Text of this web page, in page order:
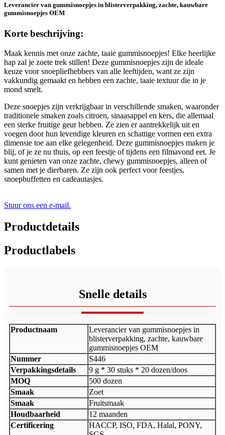
Leverancier van gummisnoepjes in blisterverpakking, zachte, kauwbare
gummisnoepjes OEM
Korte beschrijving:
Maak kennis met onze zachte, taaie gummisnoepjes! Elke heerlijke
hap zal je zoete trek stillen! Deze gummisnoepjes zijn de ideale
keuze voor snoepliefhebbers van alle leeftijden, want ze zijn
vakkundig gemaakt en hebben een zachte, taaie textuur die in je
mond smelt.
Deze snoepjes zijn verkrijgbaar in verschillende smaken, waaronder
traditionele smaken zoals citroen, sinaasappel en kers, die allemaal
een sterke fruitige geur hebben. Ze zien er aantrekkelijk uit en
voegen door hun levendige kleuren en schattige vormen een extra
dimensie toe aan elke gelegenheid. Deze gummisnoepjes maken je
blij, of je ze nu thuis, op een feestje of tijdens een filmavond eet. Je
kunt genieten van onze zachte, chewy gummisnoepjes, alleen of
samen met je dierbaren. Ze zijn ook perfect voor feestjes,
snoepbuffetten en cadeautasjes.
Stuur ons een e-mail.
Productdetails
Productlabels
Snelle details
Productnaam
Leverancier van gummisnoepjes in
blisterverpakking, zachte, kauwbare
gummisnoepjes OEM
Nummer
S446
Verpakkingsdetails
9 g * 30 stuks * 20 dozen/doos
MOQ
500 dozen
Smaak
Zoet
Smaak
Fruitsmaak
Houdbaarheid
12 maanden
Certificering
HACCP, ISO, FDA, Halal, PONY,